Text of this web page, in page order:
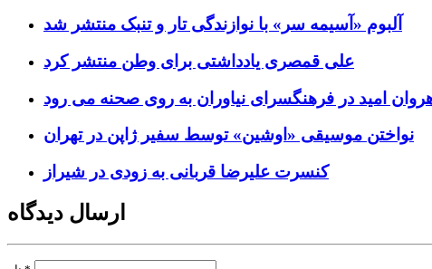
آلبوم «آسیمه سر» با نوازندگی تار و تنبک منتشر شد
علی قمصری یادداشتی برای وطن منتشر کرد
امید در فرهنگسرای نیاوران به روی صحنه می رود
نواختن موسیقی «اوشین» توسط سفیر ژاپن در تهران
کنسرت علیرضا قربانی به زودی در شیراز
ارسال دیدگاه